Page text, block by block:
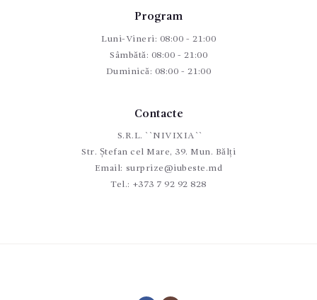
Program
Luni-Vineri: 08:00 - 21:00
Sâmbătă: 08:00 - 21:00
Duminică: 08:00 - 21:00
Contacte
S.R.L. ``NIVIXIA``
Str. Ștefan cel Mare, 39. Mun. Bălți
Email: surprize@iubeste.md
Tel.: +373 7 92 92 828